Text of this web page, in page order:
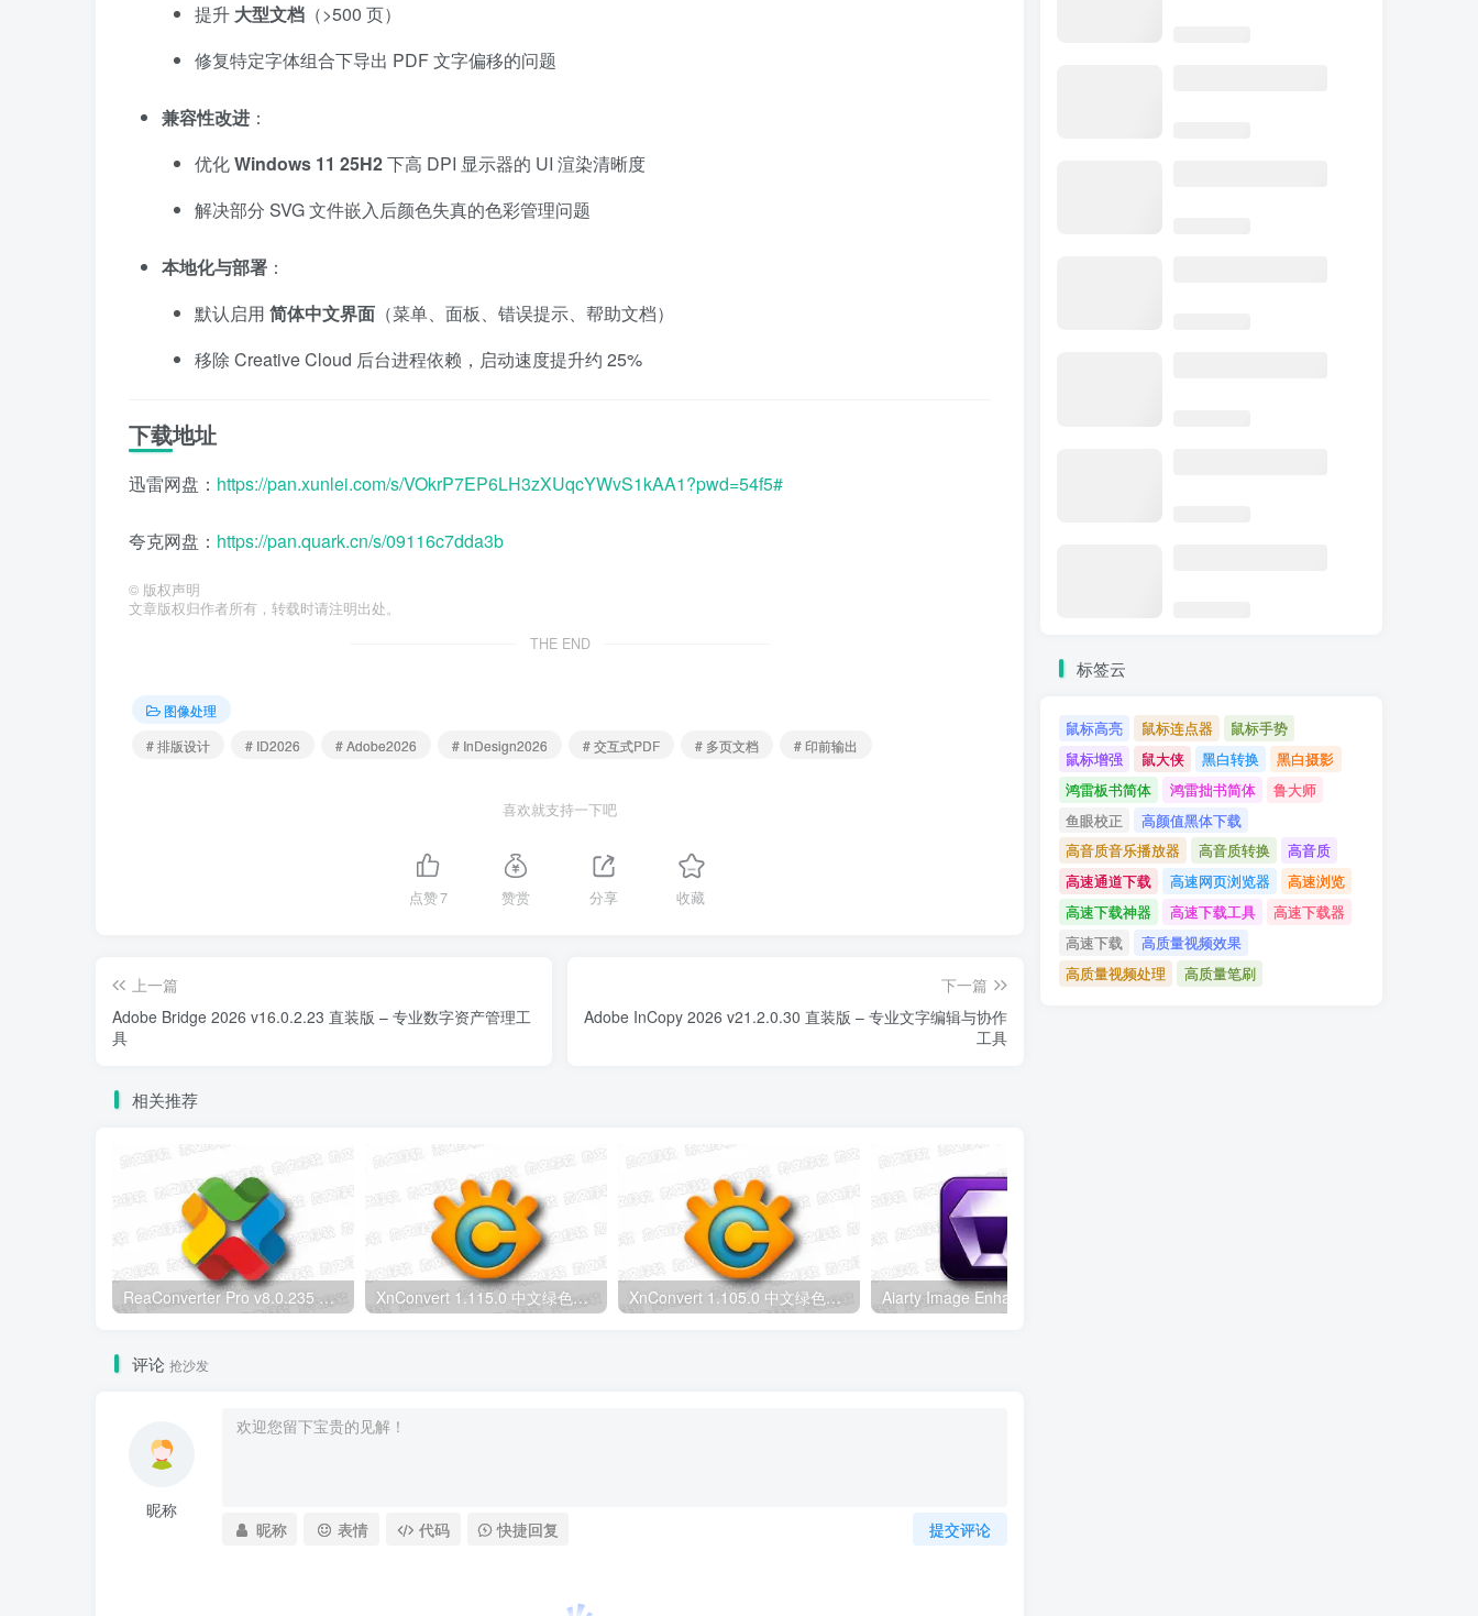
提升 大型文档 （>500 页）
修复特定字体组合下导出 PDF 文字偏移的问题
兼容性改进 ：
优化Windows 11 25H2下高 DPI 显示器的 UI 渲染清晰度
解决部分 SVG 文件嵌入后颜色失真的色彩管理问题
本地化与部署 ：
默认启用 简体中文界面 （菜单、面板、错误提示、帮助文档）
移除 Creative Cloud 后台进程依赖，启动速度提升约 25%
下载地址
迅雷网盘： https://pan.xunlei.com/s/VOkrP7EP6LH3zXUqcYWvS1kAA1?pwd=54f5#
夸克网盘： https://pan.quark.cn/s/09116c7dda3b
© 版权声明
文章版权归作者所有，转载时请注明出处。
THE END
图像处理
# 排版设计
# ID2026 # Adobe2026 # InDesign2026 # 交互式PDF # 多页文档 # 印前输出
喜欢就支持一下吧
点赞7 赞赏 分享 收藏
上一篇
Adobe Bridge 2026 v16.0.2.23 直装版 – 专业数字资产管理工
具
下一篇
Adobe InCopy 2026 v21.2.0.30 直装版 – 专业文字编辑与协作
工具
相关推荐
ReaConverter Pro v8.0.235 便携版 – 批量图片转换处理工具 XnConvert 1.115.0 中文绿色版 – 图像批量处理软件 XnConvert 1.105.0 中文绿色版 – 图像转换编辑工具
评论 抢沙发
昵称
提交评论
昵称 表情 代码 快捷回复
标签云
鼠标高亮 鼠标连点器
鼠标手势
鼠标增强
鼠大侠 黑白转换
黑白摄影
鸿雷板书简体
鸿雷拙书简体
鲁大师
鱼眼校正
高颜值黑体下载
高音质音乐播放器
高音质转换
高音质
高速通道下载
高速网页浏览器
高速浏览
高速下载神器
高速下载工具
高速下载器
高速下载
高质量视频效果
高质量视频处理
高质量笔刷